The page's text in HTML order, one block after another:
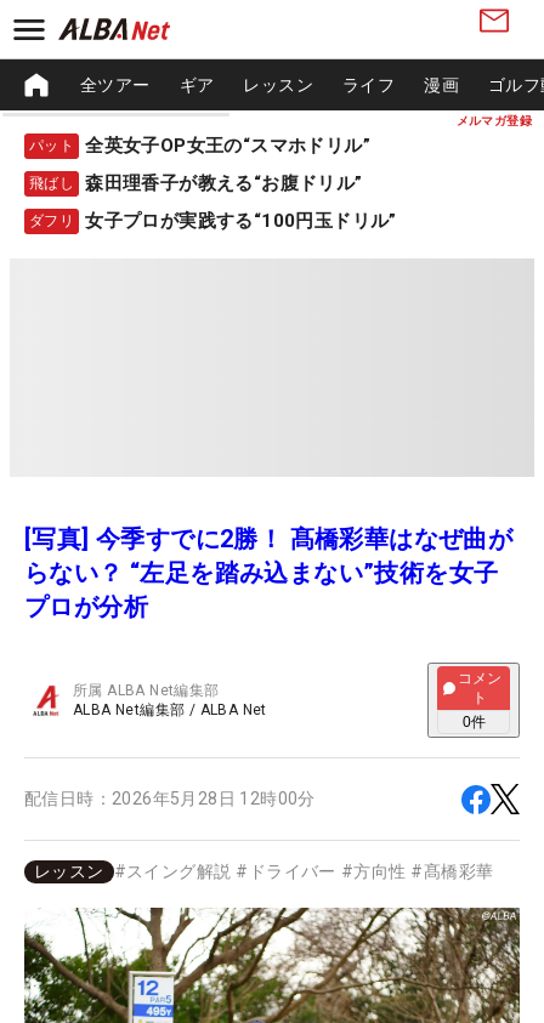
メルマガ登録
全ツアー ギア レッスン ライフ 漫画 ゴル
パット 全英女子OP女王の“スマホドリル”
飛ばし 森田理香子が教える“お腹ドリル”
ダフリ 女子プロが実践する“100円玉ドリル”
[写真] 今季すでに2勝！ 髙橋彩華はなぜ曲が
らない？ “左足を踏み込まない”技術を女子
プロが分析
所属ALBA Net編集部
ALBA Net編集部 / ALBA Net
コメン
ト
0件
配信日時： 2026年5月28日 12時00分
レッスン #スイング解説 # ドライバー #方向性 #髙橋彩華